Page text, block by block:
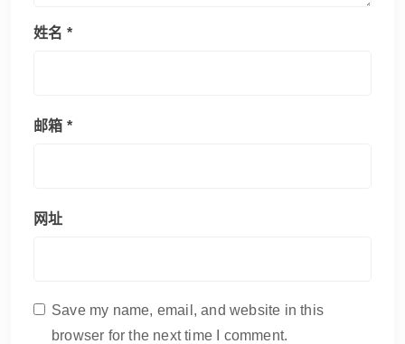
姓名 *
邮箱 *
网址
Save my name, email, and website in this
browser for the next time I comment.